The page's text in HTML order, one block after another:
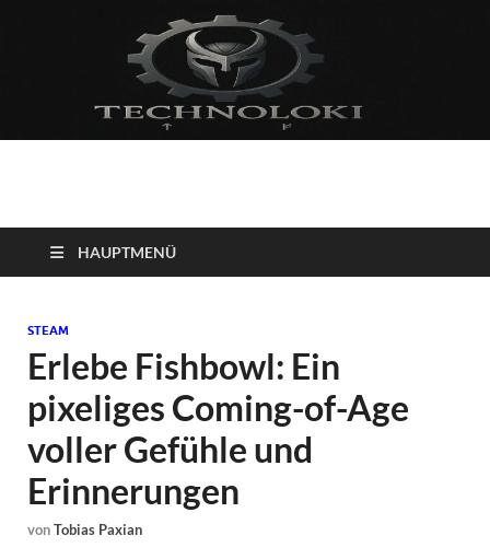
Technoloki: Gaming
und Entertainment
News
Blockbuster, Indie-Perlen und Retro-Klassiker.
HAUPTMENÜ
STEAM
Erlebe Fishbowl: Ein
pixeliges Coming-of-Age
voller Gefühle und
Erinnerungen
vonTobias Paxian